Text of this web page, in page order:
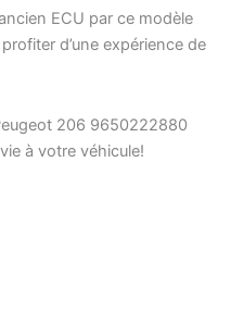
ECU par ce modèle
d’une expérience de
206 9650222880
à votre véhicule!